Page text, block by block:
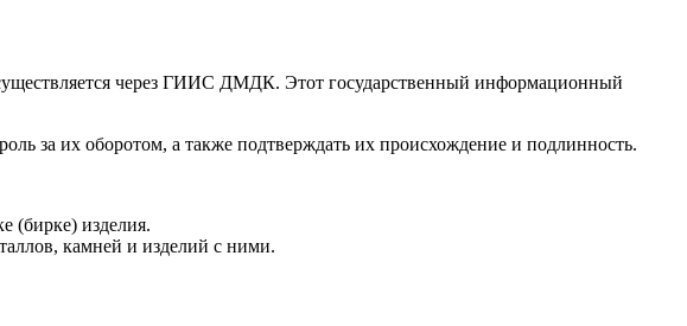
через ГИИС ДМДК. Этот государственный информационный
за их оборотом, а также подтверждать их происхождение и подлинность.
(бирке) изделия.
камней и изделий с ними.